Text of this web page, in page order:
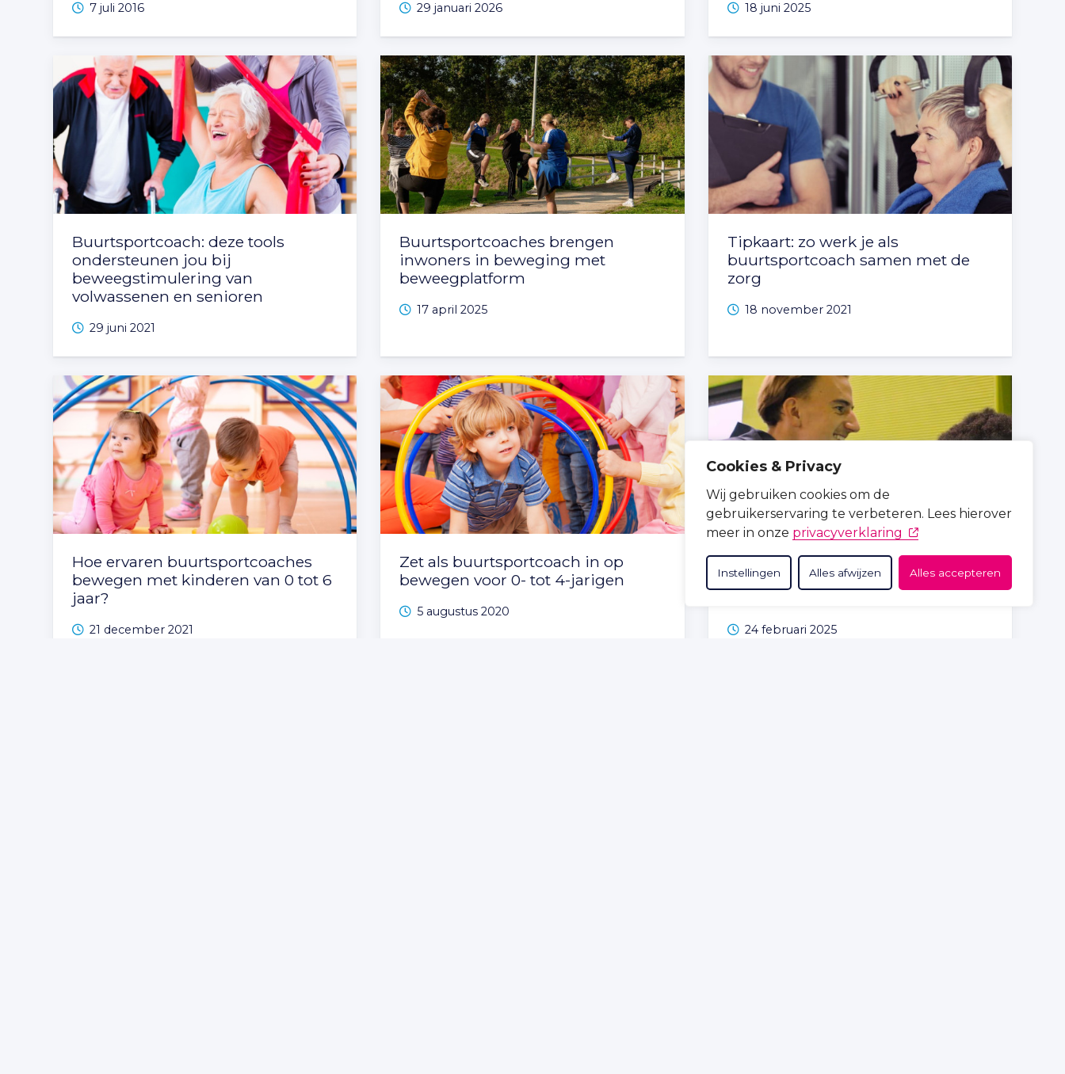
Cookies & Privacy
Wij gebruiken cookies om de
gebruikerservaring te verbeteren. Lees hierover
meer in onze privacyverklaring (opent in nieuw tabblad)
Instellingen Alles afwijzen Alles accepteren
7 juli 2016 29 januari 2026 18 juni 2025
Buurtsportcoach: deze tools
ondersteunen jou bij
beweegstimulering van
volwassenen en senioren
29 juni 2021
Buurtsportcoaches brengen
inwoners in beweging met
beweegplatform
17 april 2025
Tipkaart: zo werk je als
buurtsportcoach samen met de
zorg
18 november 2021
Hoe ervaren buurtsportcoaches
bewegen met kinderen van 0 tot 6
jaar?
21 december 2021
Zet als buurtsportcoach in op
bewegen voor 0- tot 4-jarigen
5 augustus 2020
Vroegsignalering bij jongeren
door buurtsportcoaches van
24 februari 2025